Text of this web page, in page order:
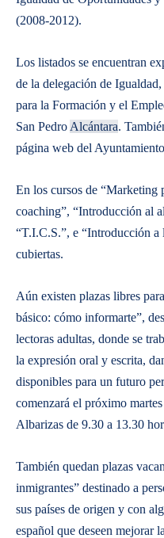
(2008-2012).
Los listados se encuentran
de la delegación de
para la Formación y el
San Pedro Alcántara.
página web del
En los cursos de “Marketing
coaching”, “Introducción al
“T.I.C.S.”, e “Introducción a
cubiertas.
Aún existen plazas libres
básico: cómo informarte”,
lectoras adultas, donde se
la expresión oral y escrita,
disponibles para un futuro
comenzará el próximo
Albarizas de 9.30 a 13.30
También quedan plazas
inmigrantes” destinado a
sus países de origen y con
español que deseen mejorar